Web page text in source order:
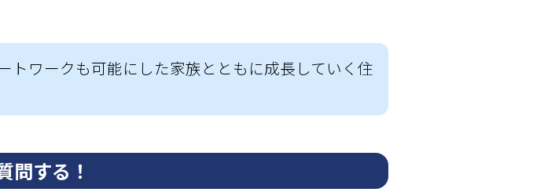
トワークも可能にした家族とともに成長していく住
問する！